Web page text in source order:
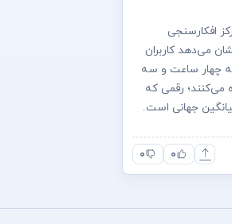
افکارسنجی
می‌دهد کاربران
چهار ساعت و سه
می‌کنند؛ رقمی که
۰ ۰